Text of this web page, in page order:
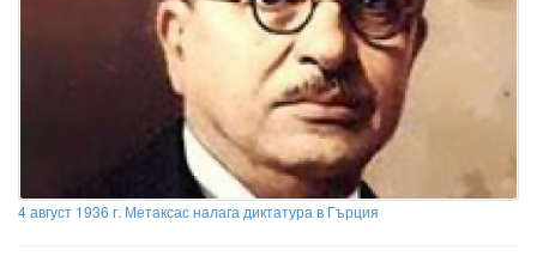
4 август 1936 г. Метаксас налага диктатура в Гърция